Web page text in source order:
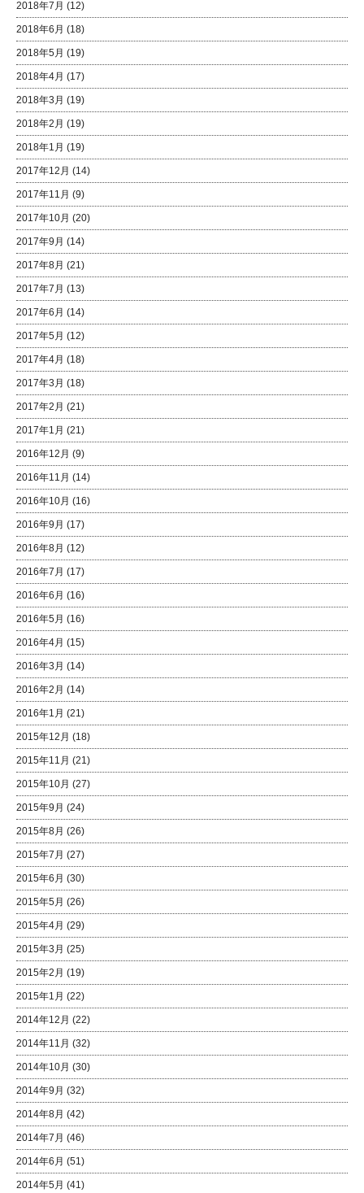
2018年7月 (12)
2018年6月 (18)
2018年5月 (19)
2018年4月 (17)
2018年3月 (19)
2018年2月 (19)
2018年1月 (19)
2017年12月 (14)
2017年11月 (9)
2017年10月 (20)
2017年9月 (14)
2017年8月 (21)
2017年7月 (13)
2017年6月 (14)
2017年5月 (12)
2017年4月 (18)
2017年3月 (18)
2017年2月 (21)
2017年1月 (21)
2016年12月 (9)
2016年11月 (14)
2016年10月 (16)
2016年9月 (17)
2016年8月 (12)
2016年7月 (17)
2016年6月 (16)
2016年5月 (16)
2016年4月 (15)
2016年3月 (14)
2016年2月 (14)
2016年1月 (21)
2015年12月 (18)
2015年11月 (21)
2015年10月 (27)
2015年9月 (24)
2015年8月 (26)
2015年7月 (27)
2015年6月 (30)
2015年5月 (26)
2015年4月 (29)
2015年3月 (25)
2015年2月 (19)
2015年1月 (22)
2014年12月 (22)
2014年11月 (32)
2014年10月 (30)
2014年9月 (32)
2014年8月 (42)
2014年7月 (46)
2014年6月 (51)
2014年5月 (41)